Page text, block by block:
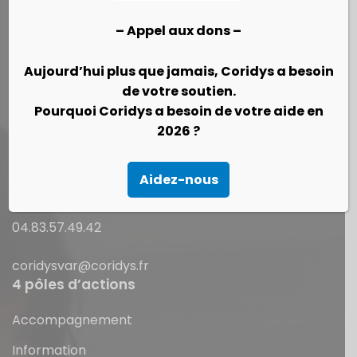
CORIDYS, association loi 1901
Qui sommes nous ?
Espace Athéna - Parc Athéna
04.83.57.49.42
coridysvar@coridys.fr
4 pôles d’actions
Accompagnement
Information
– Appel aux dons –
Aujourd’hui plus que jamais, Coridys a besoin
de votre soutien.
Pourquoi Coridys a besoin de votre aide en
2026 ?
Aidez-nous